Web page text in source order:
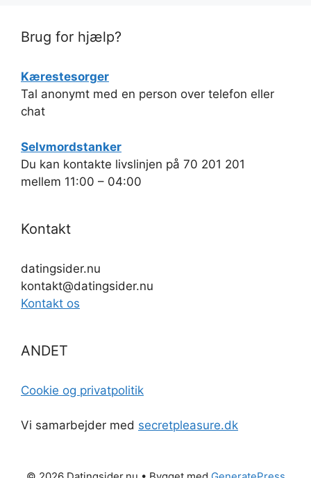
Brug for hjælp?
Kærestesorger
Tal anonymt med en person over telefon eller
chat
Selvmordstanker
Du kan kontakte livslinjen på 70 201 201
mellem 11:00 – 04:00
Kontakt
datingsider.nu
kontakt@datingsider.nu
Kontakt os
ANDET
Cookie og privatpolitik
Vi samarbejder med secretpleasure.dk